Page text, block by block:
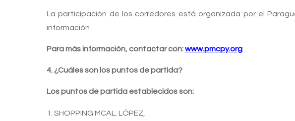
La participación de los corredores está organizada por el
información
Para más información, contactar con:www.pmcpy.org
4. ¿Cuáles son los puntos de partida?
Los puntos de partida establecidos son:
1. SHOPPING MCAL. LÓPEZ,